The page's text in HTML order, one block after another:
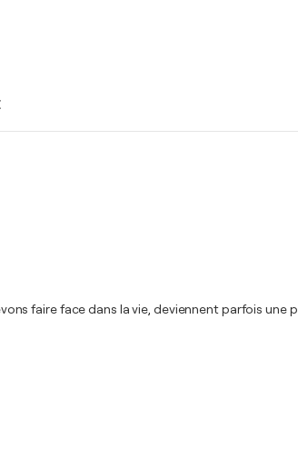
faire face dans la vie, deviennent parfois